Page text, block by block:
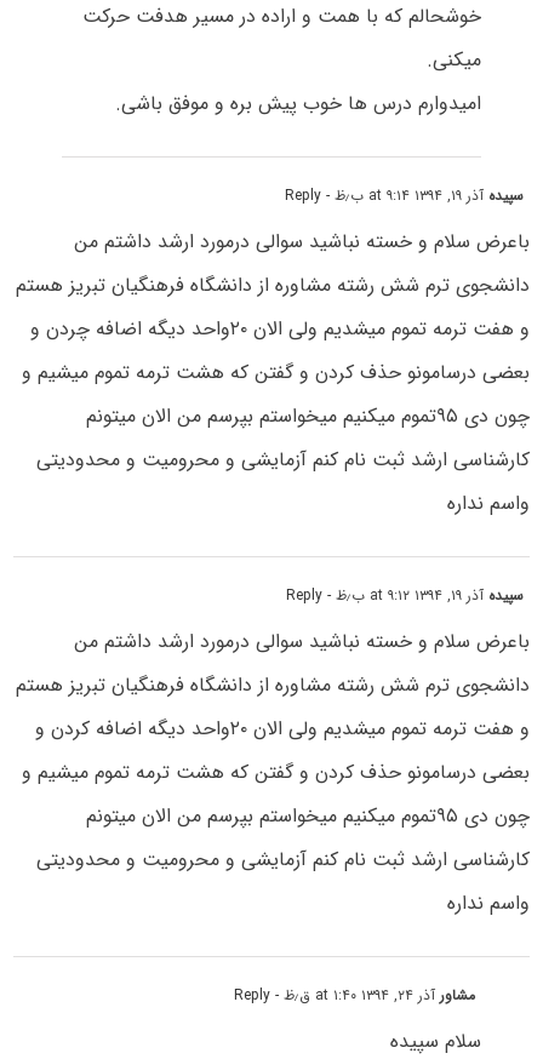
خوشحالم که با همت و اراده در مسیر هدفت حرکت
میکنی.
امیدوارم درس ها خوب پیش بره و موفق باشی.
سپیده آذر ۱۹, ۱۳۹۴ at ۹:۱۴ ب٫ظ - Reply
باعرض سلام و خسته نباشید سوالی درمورد ارشد داشتم من
دانشجوی ترم شش رشته مشاوره از دانشگاه فرهنگیان تبریز هستم
و هفت ترمه تموم میشدیم ولی الان ۲۰واحد دیگه اضافه چردن و
بعضی درسامونو حذف کردن و گفتن که هشت ترمه تموم میشیم و
چون دی ۹۵تموم میکنیم میخواستم بپرسم من الان میتونم
کارشناسی ارشد ثبت نام کنم آزمایشی و محرومیت و محدودیتی
واسم نداره
سپیده آذر ۱۹, ۱۳۹۴ at ۹:۱۲ ب٫ظ - Reply
باعرض سلام و خسته نباشید سوالی درمورد ارشد داشتم من
دانشجوی ترم شش رشته مشاوره از دانشگاه فرهنگیان تبریز هستم
و هفت ترمه تموم میشدیم ولی الان ۲۰واحد دیگه اضافه کردن و
بعضی درسامونو حذف کردن و گفتن که هشت ترمه تموم میشیم و
چون دی ۹۵تموم میکنیم میخواستم بپرسم من الان میتونم
کارشناسی ارشد ثبت نام کنم آزمایشی و محرومیت و محدودیتی
واسم نداره
مشاورآذر ۲۴, ۱۳۹۴ at ۱:۴۰ ق٫ظ - Reply
سلام سپیده